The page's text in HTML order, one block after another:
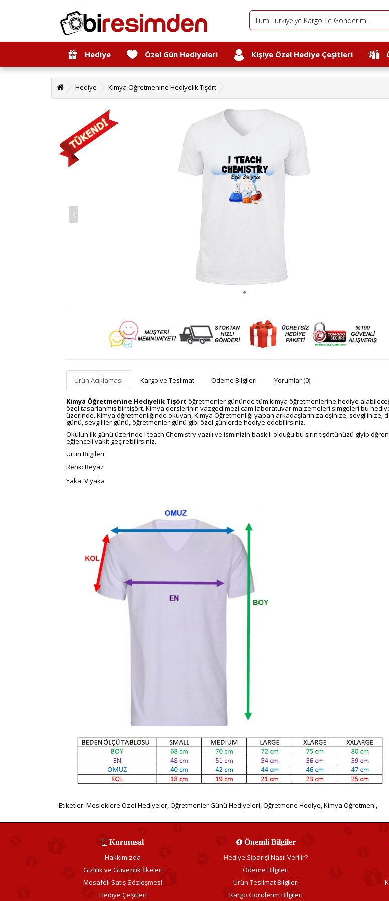
Hediye Özel Gün Hediyeleri Kişiye Özel Hediye Çeşitleri
Hediye Kimya Öğretmenine Hediyelik Tişört
Ürün Açıklaması Kargo ve Teslimat Ödeme Bilgileri Yorumlar (0)
Kimya Öğretmenine Hediyelik Tişört öğretmenler gününde tüm kimya öğretmenlerine hediye
özel tasarlanmış bir tişört. Kimya derslerinin vazgeçilmezi cam laboratuvar malzemeleri simgeleri bu
üzerinde. Kimya öğretmenliğinde okuyan, Kimya Öğretmenliği yapan arkadaşlarınıza eşinize, sevgilinize;
günü, sevgililer günü, öğretmenler günü gibi özel günlerde hediye edebilirsiniz.
Okulun ilk günü üzerinde I teach Chemistry yazılı ve isminizin baskılı olduğu bu şirin tişörtünüzü giyip
eğlenceli vakit geçirebilirsiniz.
Ürün Bilgileri:
Renk: Beyaz
Yaka: V yaka
Etiketler: Mesleklere Özel Hediyeler,Öğretmenler Günü Hediyeleri,Öğretmene Hediye,Kimya Öğretmeni,
Kurumsal
Hakkımızda
Gizlilik ve Güvenlik İlkeleri
Mesafeli Satış Sözleşmesi
Hediye Çeşitleri
Önemli Bilgiler
Hediye Siparişi Nasıl Verilir?
Ödeme Bilgileri
Ürün Teslimat Bilgileri
Kargo Gönderim Bilgileri